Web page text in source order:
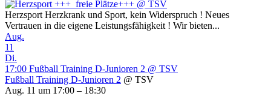
Herzsport Herzkrank und Sport, kein Widerspruch ! Neues
Vertrauen in die eigene Leistungsfähigkeit ! Wir bieten...
Aug.
11
Di.
17:00 Fußball Training D-Junioren 2 @ TSV
Fußball Training D-Junioren 2 @ TSV
Aug. 11 um 17:00 – 18:30